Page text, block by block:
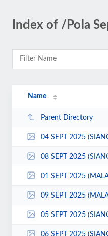
Index of /Pola
Name
Parent Directory
04 SEPT 2025
08 SEPT 2025
01 SEPT 2025
09 SEPT 2025
05 SEPT 2025
06 SEPT 2025